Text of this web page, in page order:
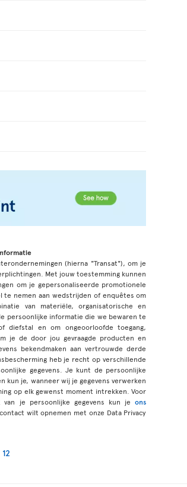
(hierna "Transat"), om je
Met jouw toestemming kunnen
om je gepersonaliseerde promotionele
te nemen aan wedstrijden of enquêtes om
van materiële, organisatorische en
persoonlijke informatie die we bewaren te
diefstal en om ongeoorloofde toegang,
je de door jou gevraagde producten en
bekendmaken aan vertrouwde derde
heb je recht op verschillende
gegevens. Je kunt de persoonlijke
kun je, wanneer wij je gegevens verwerken
op elk gewenst moment intrekken. Voor
van je persoonlijke gegevens kun jeons
wilt opnemen met onze Data Privacy
12